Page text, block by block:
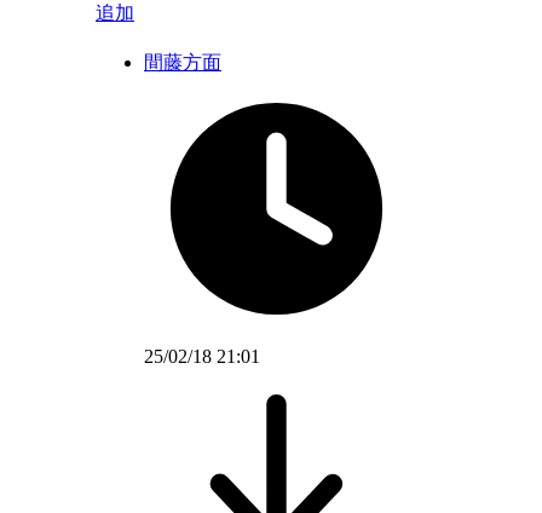
追加
間藤方面
25/02/18 21:01